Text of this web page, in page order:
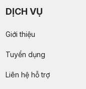
DỊCH VỤ
Giới thiệu
Tuyển dụng
Liên hệ hỗ trợ